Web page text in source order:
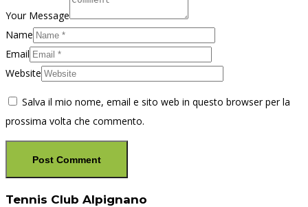
Your Message
Name
Email
Website
Salva il mio nome, email e sito web in questo browser per la
prossima volta che commento.
Tennis Club Alpignano